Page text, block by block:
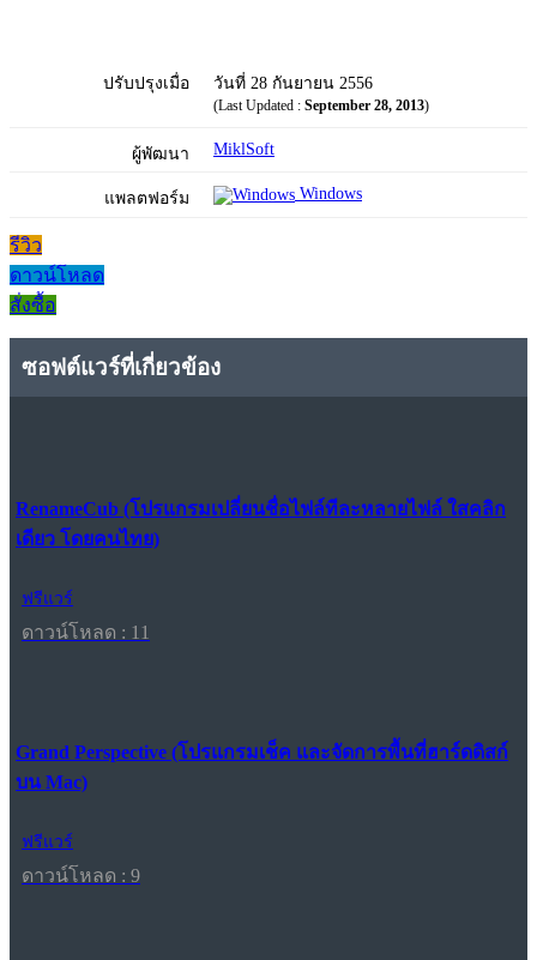
ปรับปรุงเมื่อ วันที่ 28 กันยายน 2556
(Last Updated : September 28, 2013)
ผู้พัฒนา MiklSoft
แพลตฟอร์ม Windows
รีวิว
ดาวน์โหลด
สั่งซื้อ
ซอฟต์แวร์ที่เกี่ยวข้อง
RenameCub (โปรแกรมเปลี่ยนชื่อไฟล์ทีละหลายไฟล์ ใสคลิก
เดียว โดยคนไทย)
ฟรีแวร์
ดาวน์โหลด : 11
Grand Perspective (โปรแกรมเช็ค และจัดการพื้นที่ฮาร์ดดิสก์
บน Mac)
ฟรีแวร์
ดาวน์โหลด : 9